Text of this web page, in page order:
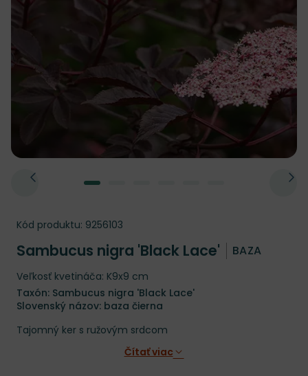
Kód produktu: 9256103
Sambucus nigra 'Black Lace' BAZA
Veľkosť kvetináča: K9x9 cm
Taxón: Sambucus nigra 'Black Lace'
Slovenský názov: baza čierna
Tajomný ker s ružovým srdcom
Čítať viac